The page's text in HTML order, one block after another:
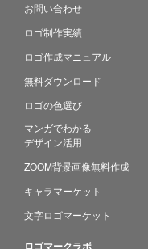
お問い合わせ
ロゴ制作実績
ロゴ作成マニュアル
無料ダウンロード
ロゴの色選び
マンガでわかる
デザイン活用
ZOOM背景画像無料作成
キャラマーケット
文字ロゴマーケット
ロゴマークラボ